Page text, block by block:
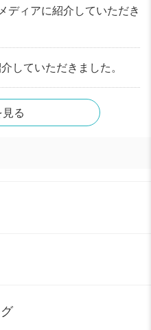
ディアに紹介していただき
していただきました。
る